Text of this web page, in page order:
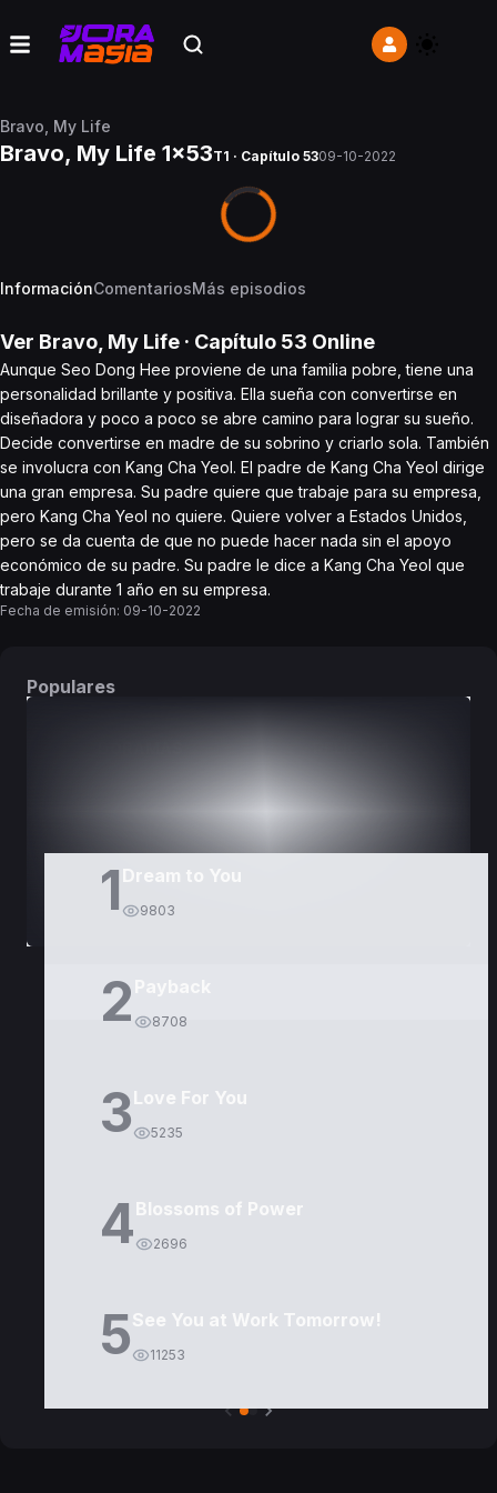
Bravo, My Life
Bravo, My Life 1x53T1 · Capítulo 5309-10-2022
InformaciónComentariosMás episodios
Ver Bravo, My Life · Capítulo 53 Online
Aunque Seo Dong Hee proviene de una familia pobre, tiene una
personalidad brillante y positiva. Ella sueña con convertirse en
diseñadora y poco a poco se abre camino para lograr su sueño.
Decide convertirse en madre de su sobrino y criarlo sola. También
se involucra con Kang Cha Yeol. El padre de Kang Cha Yeol dirige
una gran empresa. Su padre quiere que trabaje para su empresa,
pero Kang Cha Yeol no quiere. Quiere volver a Estados Unidos,
pero se da cuenta de que no puede hacer nada sin el apoyo
económico de su padre. Su padre le dice a Kang Cha Yeol que
trabaje durante 1 año en su empresa.
Fecha de emisión: 09-10-2022
Populares
1 Dream to You
9803
2 8708
3Love For You
5235
4Blossoms of Power
2696
5See You at Work Tomorrow!
11253